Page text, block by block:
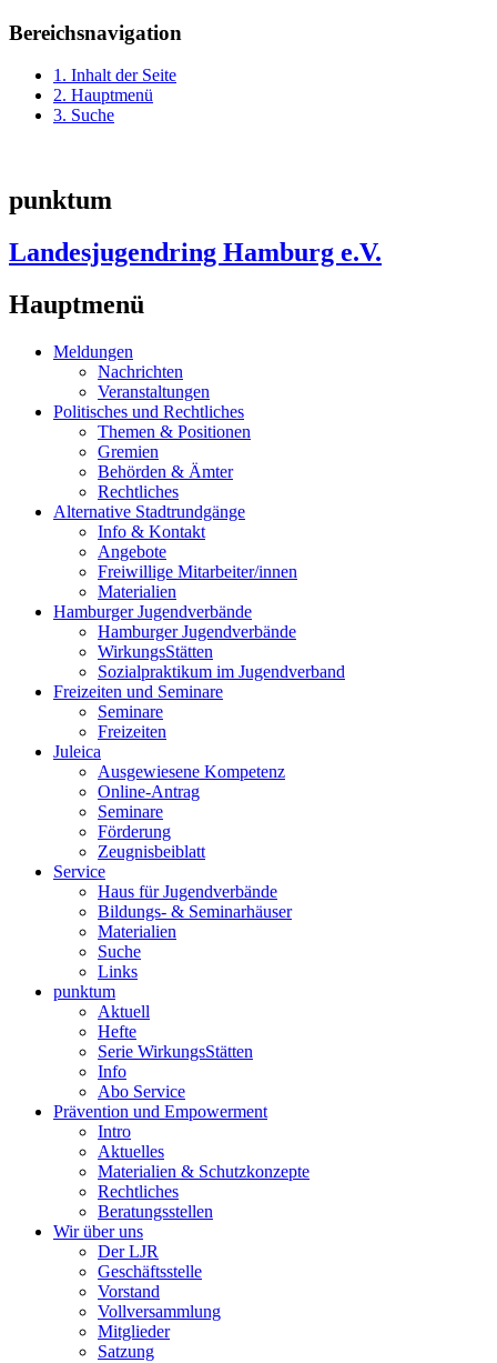
Bereichsnavigation
1. Inhalt der Seite
2. Hauptmenü
3. Suche
punktum
Landesjugendring Hamburg e.V.
Hauptmenü
Meldungen
Nachrichten
Veranstaltungen
Politisches und Rechtliches
Themen & Positionen
Gremien
Behörden & Ämter
Rechtliches
Alternative Stadtrundgänge
Info & Kontakt
Angebote
Freiwillige Mitarbeiter/innen
Materialien
Hamburger Jugendverbände
Hamburger Jugendverbände
WirkungsStätten
Sozialpraktikum im Jugendverband
Freizeiten und Seminare
Seminare
Freizeiten
Juleica
Ausgewiesene Kompetenz
Online-Antrag
Seminare
Förderung
Zeugnisbeiblatt
Service
Haus für Jugendverbände
Bildungs- & Seminarhäuser
Materialien
Suche
Links
punktum
Aktuell
Hefte
Serie WirkungsStätten
Info
Abo Service
Prävention und Empowerment
Intro
Aktuelles
Materialien & Schutzkonzepte
Rechtliches
Beratungsstellen
Wir über uns
Der LJR
Geschäftsstelle
Vorstand
Vollversammlung
Mitglieder
Satzung